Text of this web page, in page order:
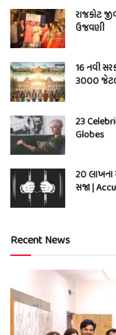
રાજકોટ
ઉજવણી
16 નવી
3000
23
Globes
20 લાખના
સજા |
Recent News